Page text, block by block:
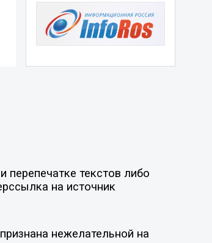
текстов либо
на источник
нежелательной на